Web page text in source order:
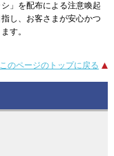
」を配布による注意喚起
し、お客さまが安心かつ
す。
このページのトップに戻る